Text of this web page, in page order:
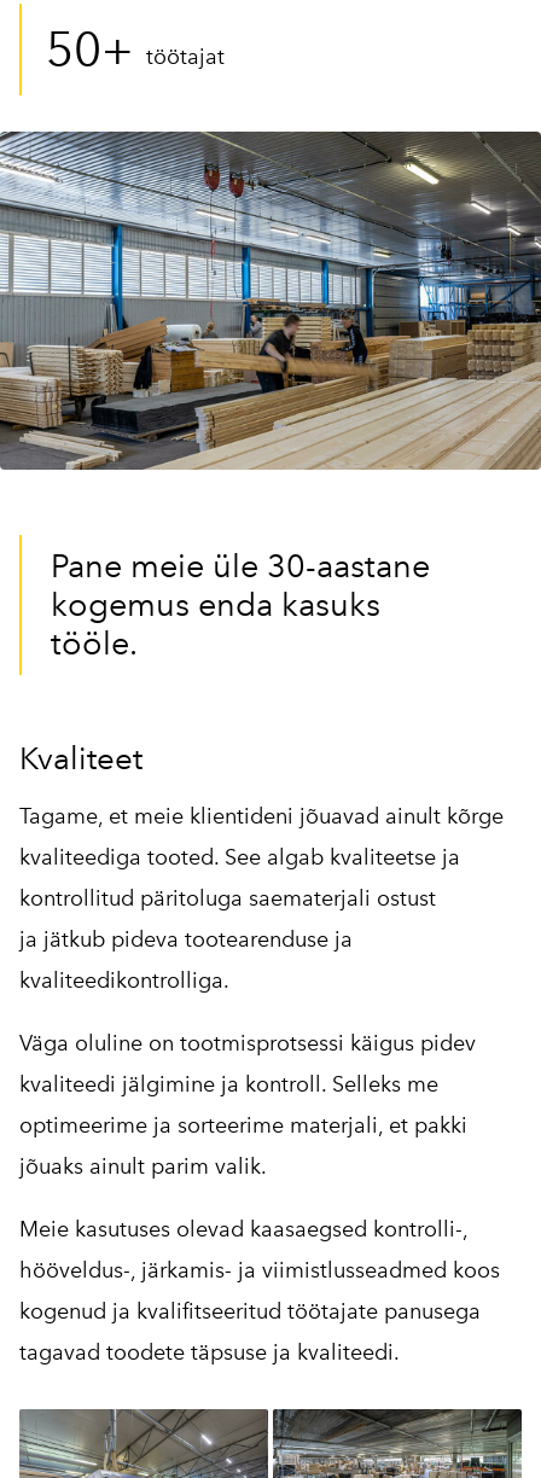
50+ töötajat
Pane meie üle 30-aastane
kogemus enda kasuks
tööle.
Kvaliteet
Tagame, et meie klientideni jõuavad ainult kõrge
kvaliteediga tooted. See algab kvaliteetse ja
kontrollitud päritoluga saematerjali ostust
ja jätkub pideva tootearenduse ja
kvaliteedikontrolliga.
Väga oluline on tootmisprotsessi käigus pidev
kvaliteedi jälgimine ja kontroll. Selleks me
optimeerime ja sorteerime materjali, et pakki
jõuaks ainult parim valik.
Meie kasutuses olevad kaasaegsed kontrolli-,
hööveldus-, järkamis- ja viimistlusseadmed koos
kogenud ja kvalifitseeritud töötajate panusega
tagavad toodete täpsuse ja kvaliteedi.